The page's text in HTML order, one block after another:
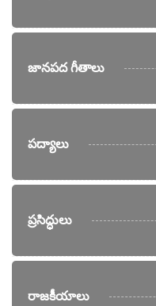
జానపద గీతాలు
పద్యాలు
ప్రసిద్ధులు
రాజకీయాలు